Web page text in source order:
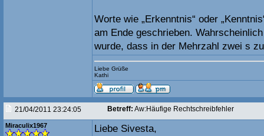
Worte wie „Erkenntnis“ oder
am Ende geschrieben.
wurde, dass in der Mehrzahl zwei s
Liebe Grüße
Kathi
21/04/2011 23:24:05 Betreff: Aw:Häufige Rechtschreibfehler
Miraculix1967 Liebe Sivesta,